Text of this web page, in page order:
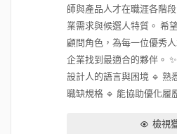
師與產品人才在職涯各階
業需求與候選人特質。 希
顧問角色，為每一位優秀
企業找到最適合的夥伴。
設計人的語言與困境 🔹 熟
職缺規格 🔹 能協助優化履
檢視